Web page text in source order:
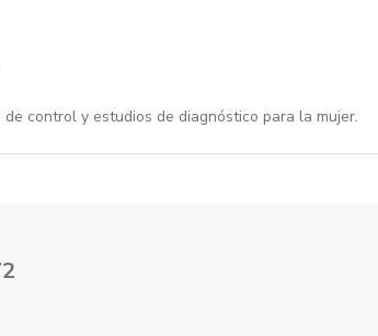
control y estudios de diagnóstico para la mujer.